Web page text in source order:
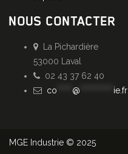
NOUS CONTACTER
La Pichardière
53000 Laval
02 43 37 62 40
co
@ ie.fr
MGE Industrie © 2025